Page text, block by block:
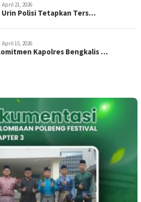
April 21, 2026
Urin Polisi Tetapkan Ters…
April 15, 2026
Kapolres Bengkalis …